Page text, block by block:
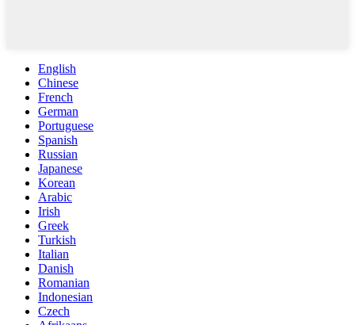
English
Chinese
French
German
Portuguese
Spanish
Russian
Japanese
Korean
Arabic
Irish
Greek
Turkish
Italian
Danish
Romanian
Indonesian
Czech